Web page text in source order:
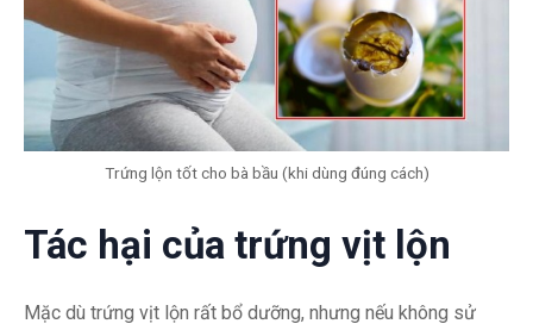
Trứng lộn tốt cho bà bầu (khi dùng đúng cách)
Tác hại của trứng vịt lộn
Mặc dù trứng vịt lộn rất bổ dưỡng, nhưng nếu không sử